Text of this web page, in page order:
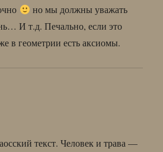
но мы должны уважать
И т.д. Печально, если это
в геометрии есть аксиомы.
текст. Человек и трава —